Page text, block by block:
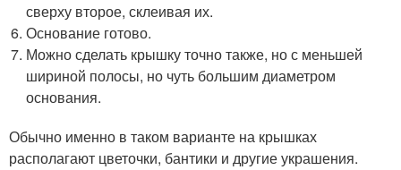
сверху второе, склеивая их.
Основание готово.
Можно сделать крышку точно также, но с меньшей
шириной полосы, но чуть большим диаметром
основания.
Обычно именно в таком варианте на крышках
располагают цветочки, бантики и другие украшения.